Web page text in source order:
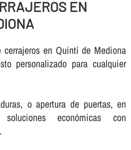
EN
en Quintí de Mediona
personalizado para cualquier
o apertura de puertas, en
soluciones económicas con